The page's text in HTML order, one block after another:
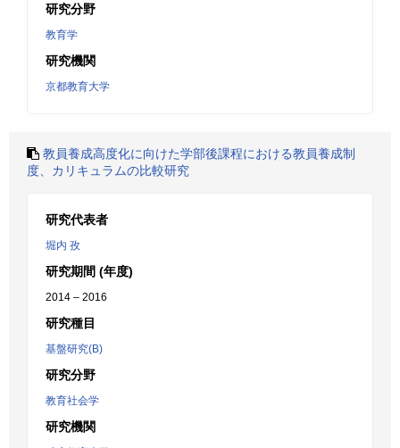
研究分野
教育学
研究機関
京都教育大学
教員養成高度化に向けた学部後課程における教員養成制
度、カリキュラムの比較研究
研究代表者
堀内 孜
研究期間 (年度)
2014 – 2016
研究種目
基盤研究(B)
研究分野
教育社会学
研究機関